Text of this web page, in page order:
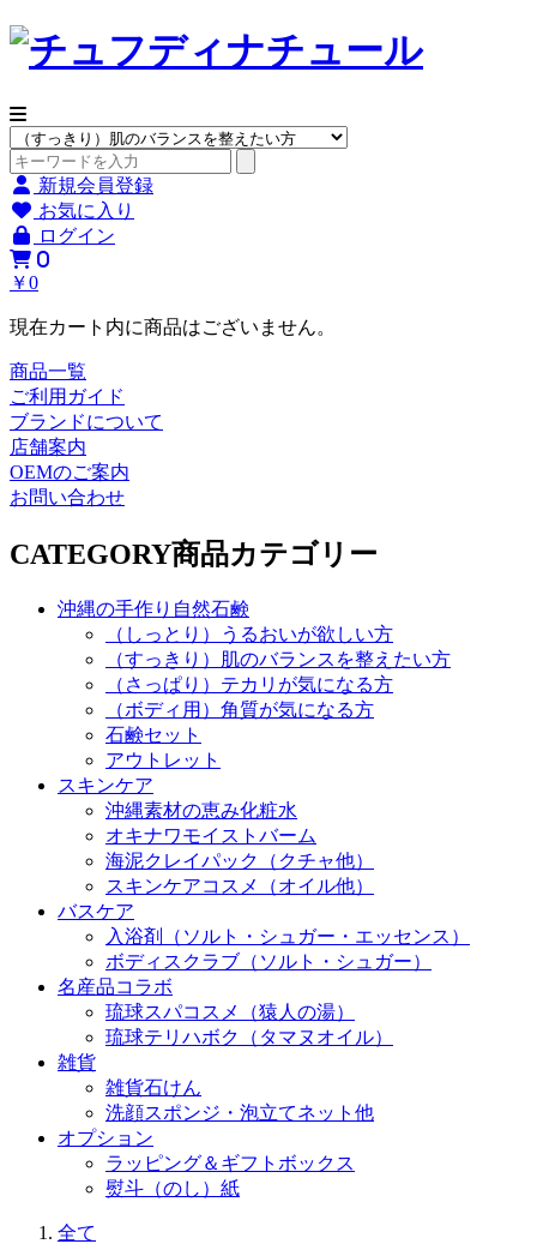
新規会員登録
お気に入り
ログイン
0
￥0
現在カート内に商品はございません。
商品一覧
ご利用ガイド
ブランドについて
店舗案内
OEMのご案内
お問い合わせ
CATEGORY商品カテゴリー
沖縄の手作り自然石鹸
（しっとり）うるおいが欲しい方
（すっきり）肌のバランスを整えたい方
（さっぱり）テカリが気になる方
（ボディ用）角質が気になる方
石鹸セット
アウトレット
スキンケア
沖縄素材の恵み化粧水
オキナワモイストバーム
海泥クレイパック（クチャ他）
スキンケアコスメ（オイル他）
バスケア
入浴剤（ソルト・シュガー・エッセンス）
ボディスクラブ（ソルト・シュガー）
名産品コラボ
琉球スパコスメ（猿人の湯）
琉球テリハボク（タマヌオイル）
雑貨
雑貨石けん
洗顔スポンジ・泡立てネット他
オプション
ラッピング＆ギフトボックス
熨斗（のし）紙
全て